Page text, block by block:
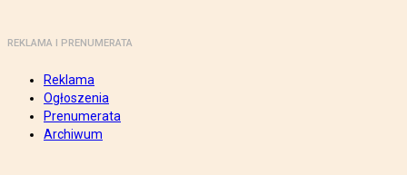
REKLAMA I PRENUMERATA
Reklama
Ogłoszenia
Prenumerata
Archiwum